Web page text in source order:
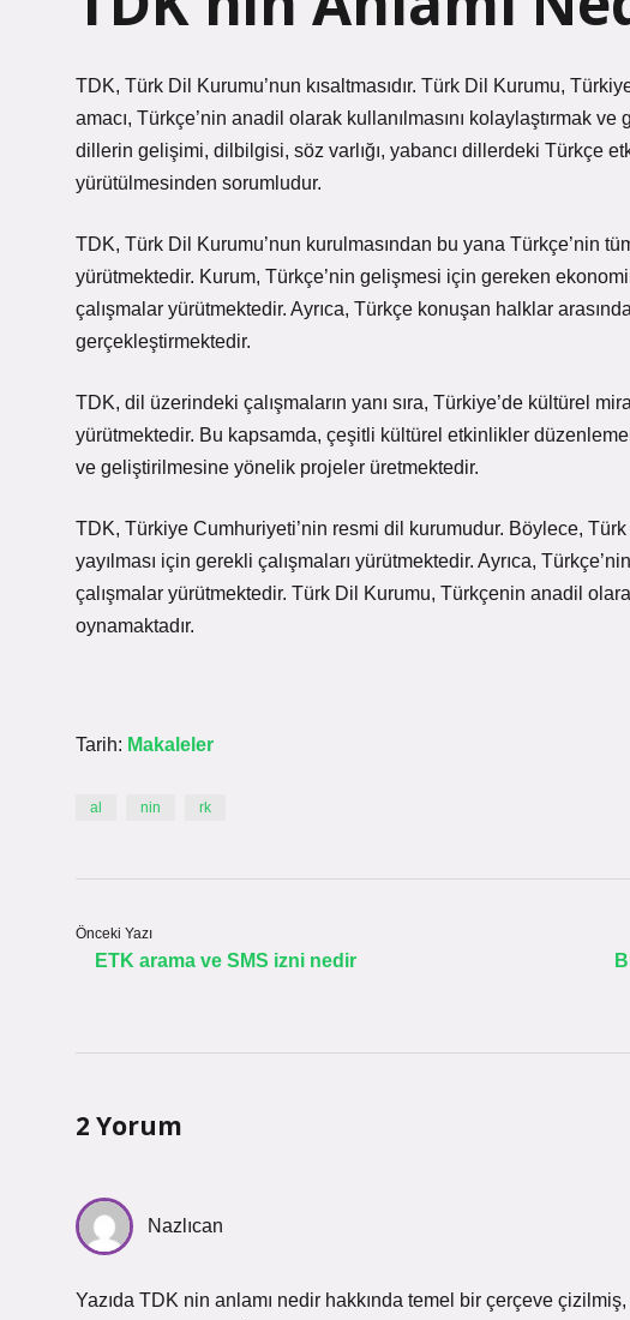
TDK, Türk Dil Kurumu’nun kısaltmasıdır. Türk Dil Kurumu,
amacı, Türkçe’nin anadil olarak kullanılmasını kolaylaştırmak
dillerin gelişimi, dilbilgisi, söz varlığı, yabancı dillerdeki Türkçe
yürütülmesinden sorumludur.
TDK, Türk Dil Kurumu’nun kurulmasından bu yana Türkçe’nin
yürütmektedir. Kurum, Türkçe’nin gelişmesi için gereken
çalışmalar yürütmektedir. Ayrıca, Türkçe konuşan halklar
gerçekleştirmektedir.
TDK, dil üzerindeki çalışmaların yanı sıra, Türkiye’de kültürel
yürütmektedir. Bu kapsamda, çeşitli kültürel etkinlikler
ve geliştirilmesine yönelik projeler üretmektedir.
TDK, Türkiye Cumhuriyeti’nin resmi dil kurumudur. Böylece,
yayılması için gerekli çalışmaları yürütmektedir. Ayrıca,
çalışmalar yürütmektedir. Türk Dil Kurumu, Türkçenin anadil
oynamaktadır.
Tarih: Makaleler
al nin rk
Önceki Yazı
ETK arama ve SMS izni nedir
2 Yorum
Nazlıcan
Yazıda TDK nin anlamı nedir hakkında temel bir çerçeve